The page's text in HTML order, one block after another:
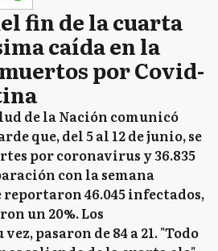
fin de la cuarta
caída en la
por Covid-
de la Nación comunicó
que, del 5 al 12 de junio, se
por coronavirus y 36.835
con la semana
46.045 infectados,
un 20%. Los
pasaron de 84 a 21. "Todo